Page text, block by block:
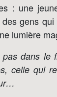
: une
gens
lumière
pas dans
celle qui